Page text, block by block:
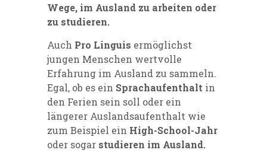
Wege, im Ausland zu arbeiten oder
zu studieren.
Auch Pro Linguis ermöglichst
jungen Menschen wertvolle
Erfahrung im Ausland zu sammeln.
Egal, ob es ein Sprachaufenthalt in
den Ferien sein soll oder ein
längerer Auslandsaufenthalt wie
zum Beispiel ein High-School-Jahr
oder sogar studieren im Ausland.